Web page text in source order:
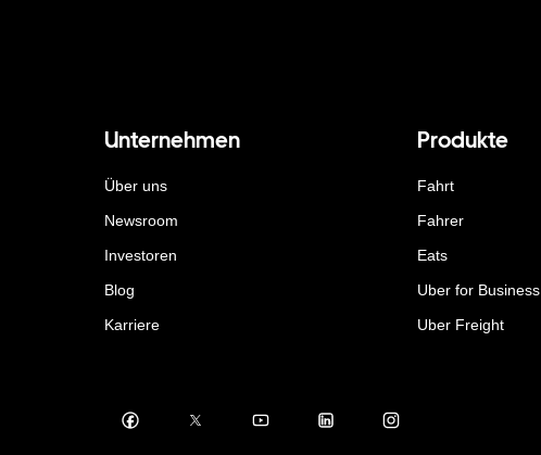
Unternehmen
Über uns
Newsroom
Investoren
Blog
Karriere
Produkte
Fahrt
Fahrer
Eats
Uber for Business
Uber Freight